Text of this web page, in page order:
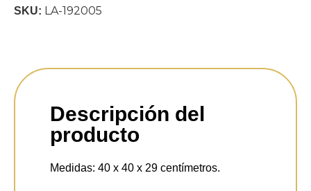
SKU: LA-192005
Descripción del
producto
Medidas: 40 x 40 x 29 centímetros.